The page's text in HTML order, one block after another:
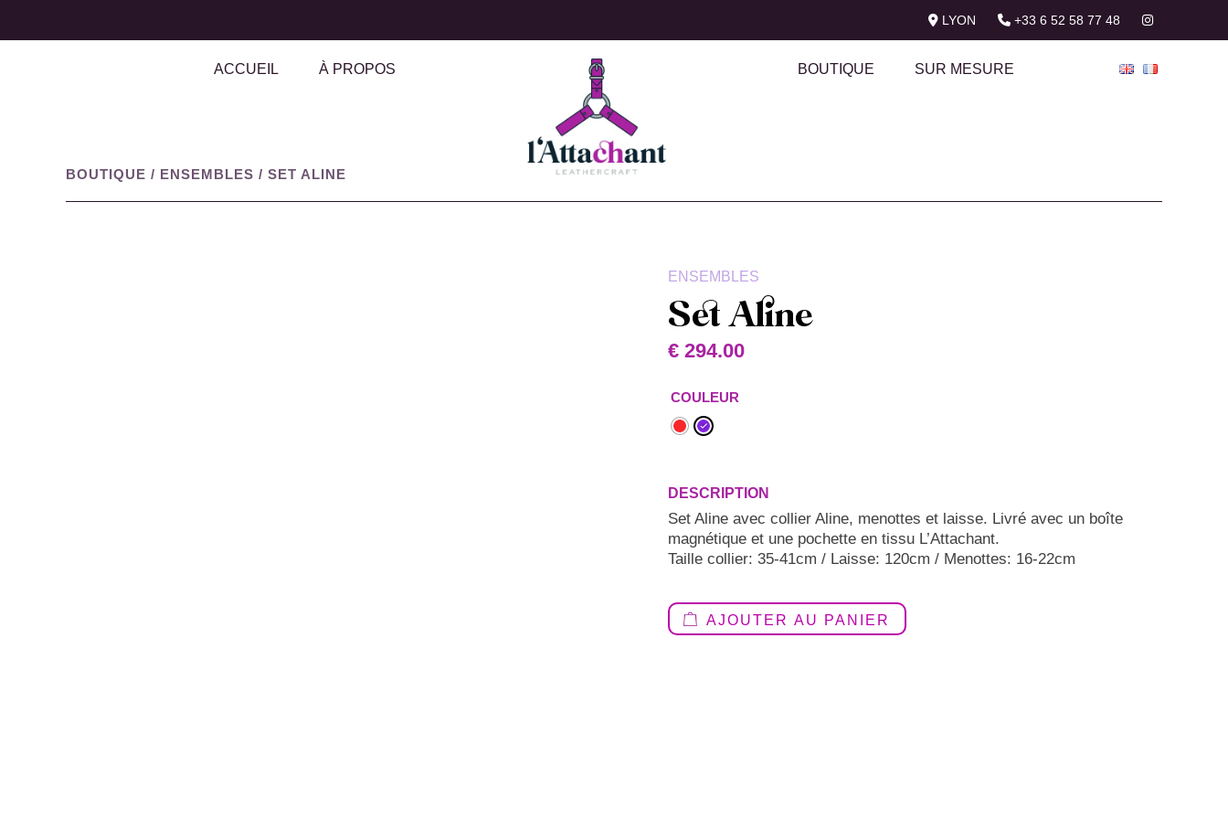
LYON +33 6 52 58 77 48
ACCUEIL À PROPOS BOUTIQUE SUR MESURE
BOUTIQUE / ENSEMBLES / SET ALINE
ENSEMBLES
Set Aline
€ 294.00
COULEUR
Set Aline avec collier Aline, menottes et laisse. Livré avec un boîte
magnétique et une pochette en tissu L’Attachant.
Taille collier: 35-41cm / Laisse: 120cm / Menottes: 16-22cm
AJOUTER AU PANIER